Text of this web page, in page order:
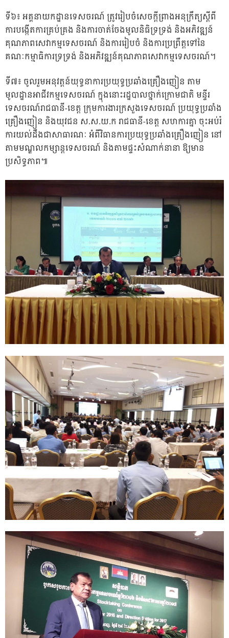
ទី៦៖ អគ្គនាយកដ្ឋានទេសចរណ៍ ត្រូវរៀបចំសេចក្តីព្រាងអនុក្រឹត្យស្តីពី
ការបង្កើតការគ្រប់គ្រង និងការចាត់ចែងមូលនិធិទ្រទ្រង់ និងអភិវឌ្ឍន៍
គុណភាពសេវាកម្មទេសចរណ៍ និងការរៀបចំ និងការប្រព្រឹត្តទៅនៃ
គណៈកម្មាធិការទ្រទ្រង់ និងអភិវឌ្ឍន៍គុណភាពសេវាកម្មទេសចរណ៍។
ទី៧៖ ចូលរួមអនុវត្តន៍យុទ្ធនាការប្រយុទ្ធប្រឆាំងគ្រឿងញៀន តាម
មូលដ្ឋានអាជីវកម្មទេសចរណ៍ ក្នុងនោះរដ្ឋបាលថ្នាក់ក្រោមជាតិ មន្ទីរ
ទេសចរណ៍រាជធានី-ខេត្ត ក្រុមការងារក្រសួងទេសចរណ៍ ប្រយុទ្ធប្រឆាំង
គ្រឿងញៀន និងយុវជន ស.ស.យ.ក រាជធានី-ខេត្ត សហការគ្នា ចុះអប់រំ
ការយល់ដឹងជាសាធារណៈ អំពីវិធានការប្រយុទ្ធប្រឆាំងគ្រឿងញៀន នៅ
តាមមណ្ឌលកម្សាន្ដទេសចរណ៍ និងតាមផ្ទះសំណាក់នានា ឱ្យមាន
ប្រសិទ្ធភាព៕